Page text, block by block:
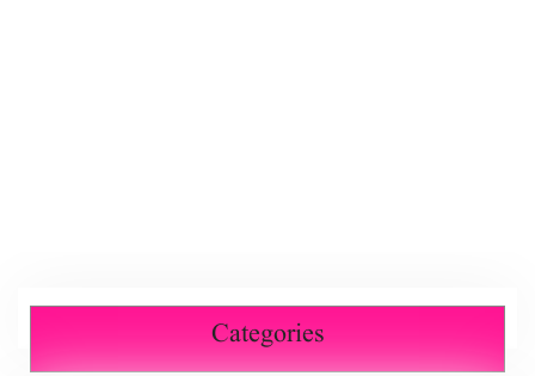
Categories